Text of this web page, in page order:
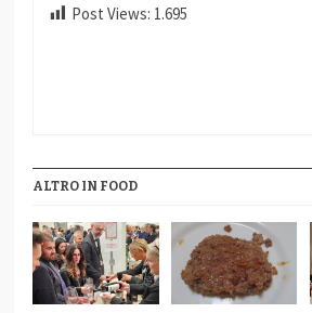
Post Views: 1.695
ALTRO IN FOOD